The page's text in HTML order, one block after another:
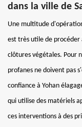
dans la ville de
Une multitude
est très utile de procéder
clôtures végétales. Pour
profanes ne doivent pas
confiance à Yohan
qui utilise des matériels
ces interventions à des